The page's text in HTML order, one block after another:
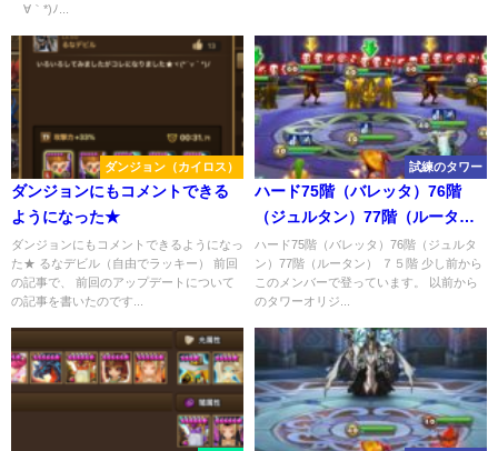
´∀｀*)ﾉ...
ダンジョン（カイロス）
ダンジョンにもコメントできる
ようになった★
ダンジョンにもコメントできるようになっ
た★ るなデビル（自由でラッキー） 前回
の記事で、 前回のアップデートについて
の記事を書いたのです...
試練のタワー
ハード75階（バレッタ）76階
（ジュルタン）77階（ルータ
ン）
ハード75階（バレッタ）76階（ジュルタ
ン）77階（ルータン） ７５階 少し前から
このメンバーで登っています。 以前から
のタワーオリジ...